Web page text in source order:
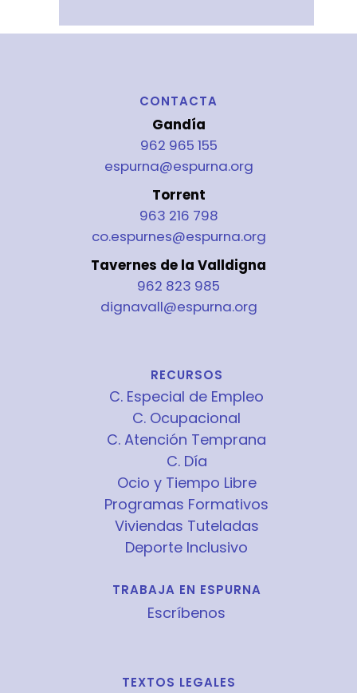
CONTACTA
Gandía
962 965 155
espurna@espurna.org
Torrent
963 216 798
co.espurnes@espurna.org
Tavernes de la Valldigna
962 823 985
dignavall@espurna.org
RECURSOS
C. Especial de Empleo
C. Ocupacional
C. Atención Temprana
C. Día
Ocio y Tiempo Libre
Programas Formativos
Viviendas Tuteladas
Deporte Inclusivo
TRABAJA EN ESPURNA
Escríbenos
TEXTOS LEGALES